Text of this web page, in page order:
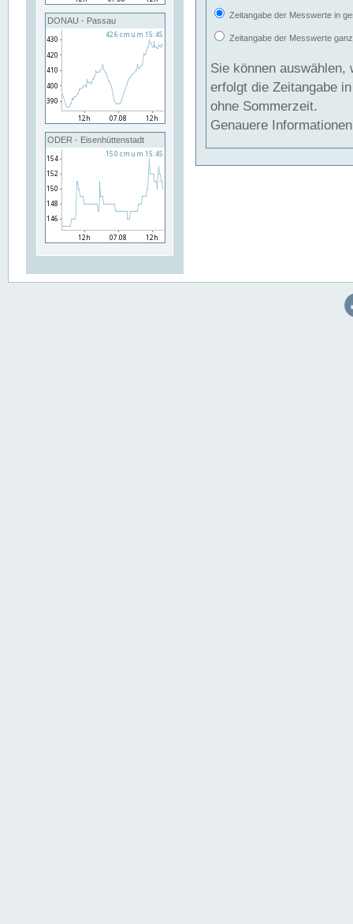
DONAU - Passau
ODER - Eisenhüttenstadt
Zeitangabe der Messwerte in
Zeitangabe der Messwerte
Sie können auswählen,
erfolgt die Zeitangabe
ohne Sommerzeit.
Genauere